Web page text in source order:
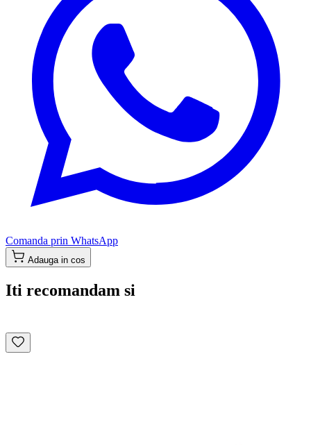
Comanda prin WhatsApp
Adauga in cos
Iti recomandam si